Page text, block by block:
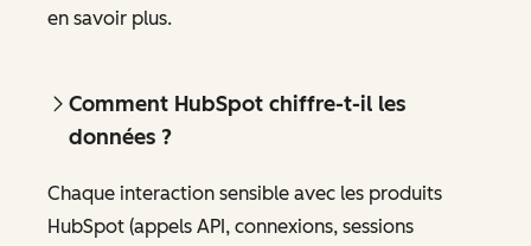
en savoir plus.
Comment HubSpot chiffre-t-il les
données ?
Chaque interaction sensible avec les produits
HubSpot (appels API, connexions, sessions